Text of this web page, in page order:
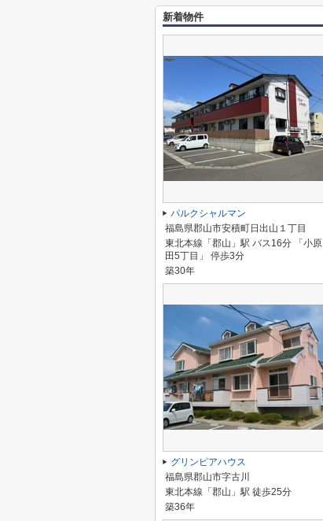
新着物件
パルクシャルマン
福島県郡山市安積町日出山１丁目
東北本線「郡山」駅 バス16分 「小原
田5丁目」 停歩3分
築30年
グリンピアハウス
福島県郡山市字古川
東北本線「郡山」駅 徒歩25分
築36年